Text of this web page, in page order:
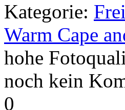
Kategorie:
Warm Cape
hohe
noch kein
0